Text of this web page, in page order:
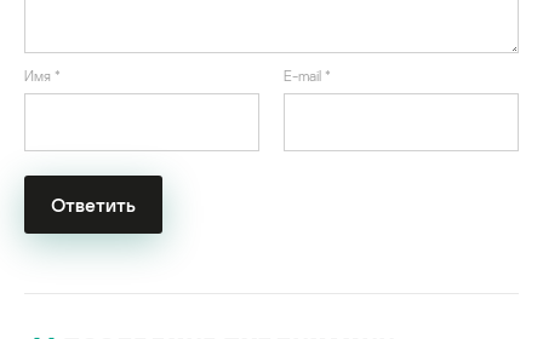
Имя * E-mail *